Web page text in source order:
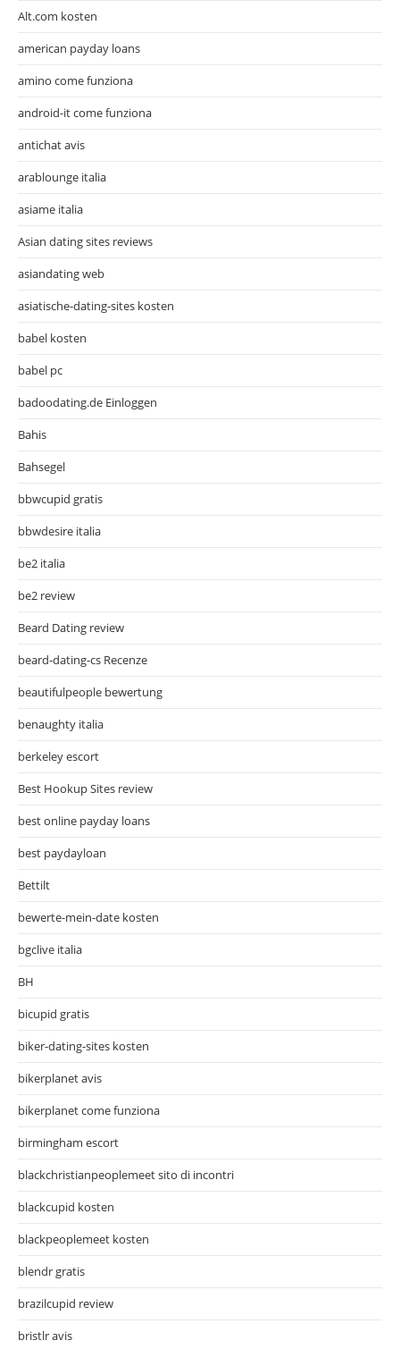
Alt.com kosten
american payday loans
amino come funziona
android-it come funziona
antichat avis
arablounge italia
asiame italia
Asian dating sites reviews
asiandating web
asiatische-dating-sites kosten
babel kosten
babel pc
badoodating.de Einloggen
Bahis
Bahsegel
bbwcupid gratis
bbwdesire italia
be2 italia
be2 review
Beard Dating review
beard-dating-cs Recenze
beautifulpeople bewertung
benaughty italia
berkeley escort
Best Hookup Sites review
best online payday loans
best paydayloan
Bettilt
bewerte-mein-date kosten
bgclive italia
BH
bicupid gratis
biker-dating-sites kosten
bikerplanet avis
bikerplanet come funziona
birmingham escort
blackchristianpeoplemeet sito di incontri
blackcupid kosten
blackpeoplemeet kosten
blendr gratis
brazilcupid review
bristlr avis